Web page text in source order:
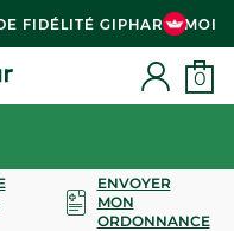
FIDÉLITÉ GIPHAR & MOI
0
ENVOYER
MON
ORDONNANCE